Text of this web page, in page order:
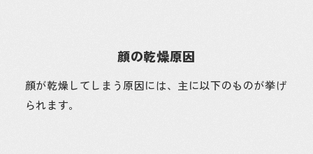
顔の乾燥原因
顔が乾燥してしまう原因には、主に以下のものが挙げ
られます。